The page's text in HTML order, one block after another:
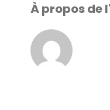
À propos de